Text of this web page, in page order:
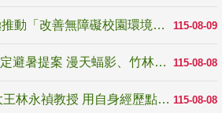
115-08-09
國教署補助22縣市積極推動「改善無障礙校園環境計畫」 打造友善、安全、無礙學習空間
115-08-08
青年壯遊點精選夏夜限定避暑提案 漫天蝠影、竹林尋蛙、茶香夜觀 邀青年暮色出發
115-08-08
教育家人物典範 發明大王林永禎教授 用自身經歷點亮學生的路